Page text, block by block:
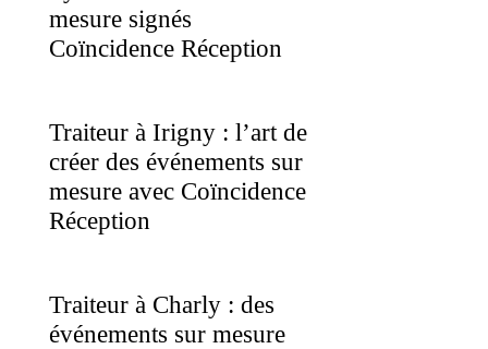
mesure signés
Coïncidence Réception
Traiteur à Irigny : l’art de
créer des événements sur
mesure avec Coïncidence
Réception
Traiteur à Charly : des
événements sur mesure